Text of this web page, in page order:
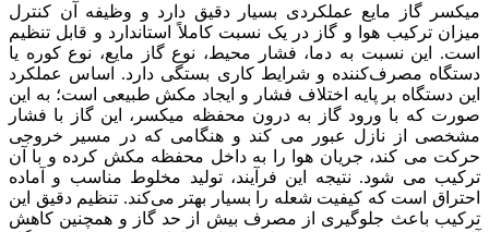
میکسر گاز مایع عملکردی بسیار دقیق دارد و وظیفه آن کنترل
میزان ترکیب هوا و گاز در یک نسبت کاملاً استاندارد و قابل تنظیم
است. این نسبت به دما، فشار محیط، نوع گاز مایع، نوع کوره یا
دستگاه مصرف‌کننده و شرایط کاری بستگی دارد. اساس عملکرد
این دستگاه بر پایه اختلاف فشار و ایجاد مکش طبیعی است؛ به این
صورت که با ورود گاز به درون محفظه میکسر، این گاز با فشار
مشخصی از نازل عبور می‌ کند و هنگامی که در مسیر خروجی
حرکت می‌ کند، جریان هوا را به داخل محفظه مکش کرده و با آن
ترکیب می‌ شود. نتیجه این فرآیند، تولید مخلوط مناسب و آماده
احتراق است که کیفیت شعله را بسیار بهتر می‌کند. تنظیم دقیق این
ترکیب باعث جلوگیری از مصرف بیش از حد گاز و همچنین کاهش